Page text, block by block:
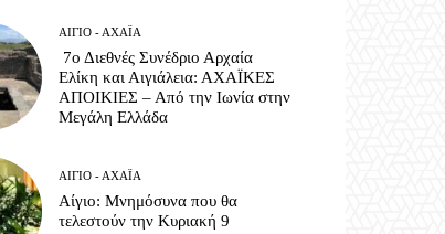
ΑΊΓΙΟ - ΑΧΑΪ́Α
7ο Διεθνές Συνέδριο Αρχαία
Ελίκη και Αιγιάλεια: ΑΧΑΪΚΕΣ
ΑΠΟΙΚΙΕΣ – Από την Ιωνία στην
Μεγάλη Ελλάδα
ΑΊΓΙΟ - ΑΧΑΪ́Α
Αίγιο: Μνημόσυνα που θα
τελεστούν την Κυριακή 9